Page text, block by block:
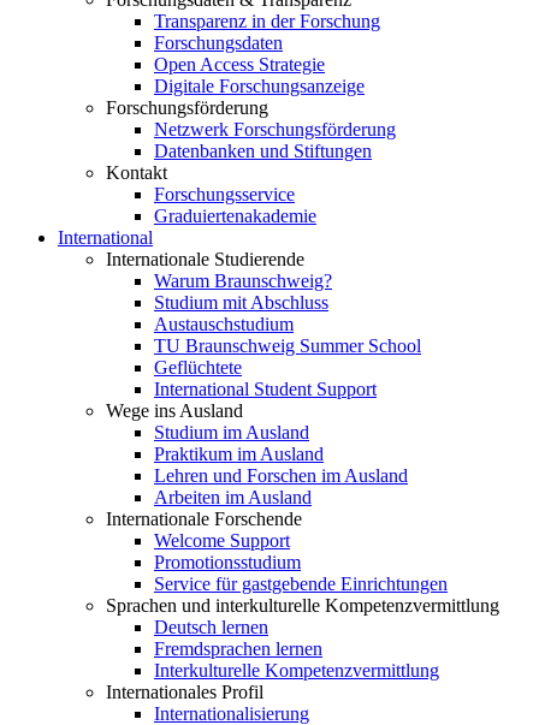
Transparenz in der Forschung
Forschungsdaten
Open Access Strategie
Digitale Forschungsanzeige
Forschungsförderung
Netzwerk Forschungsförderung
Datenbanken und Stiftungen
Kontakt
Forschungsservice
Graduiertenakademie
International
Internationale Studierende
Warum Braunschweig?
Studium mit Abschluss
Austauschstudium
TU Braunschweig Summer School
Geflüchtete
International Student Support
Wege ins Ausland
Studium im Ausland
Praktikum im Ausland
Lehren und Forschen im Ausland
Arbeiten im Ausland
Internationale Forschende
Welcome Support
Promotionsstudium
Service für gastgebende Einrichtungen
Sprachen und interkulturelle Kompetenzvermittlung
Deutsch lernen
Fremdsprachen lernen
Interkulturelle Kompetenzvermittlung
Internationales Profil
Internationalisierung